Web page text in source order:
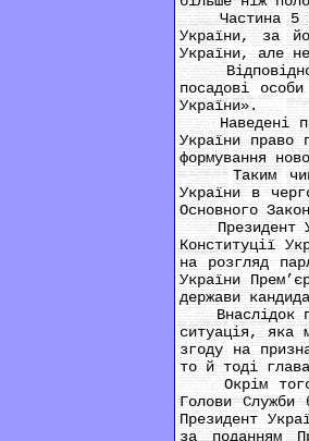
Частина 5
України, за
України, але
Відповідно ж
посадові
України».
Наведені
України право
формування
Таким чином,
України в
Основного
Президент
Конституції
на розгляд
України
держави
Внаслідок
ситуація, яка
згоду на
то й тоді
Окрім того,
Голови
Президент
за поданням